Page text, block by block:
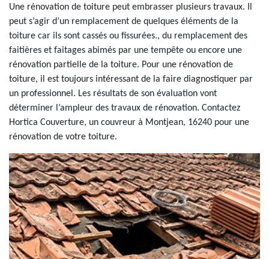
Une rénovation de toiture peut embrasser plusieurs travaux. Il
peut s’agir d’un remplacement de quelques éléments de la
toiture car ils sont cassés ou fissurées., du remplacement des
faitières et faitages abimés par une tempête ou encore une
rénovation partielle de la toiture. Pour une rénovation de
toiture, il est toujours intéressant de la faire diagnostiquer par
un professionnel. Les résultats de son évaluation vont
déterminer l’ampleur des travaux de rénovation. Contactez
Hortica Couverture, un couvreur à Montjean, 16240 pour une
rénovation de votre toiture.